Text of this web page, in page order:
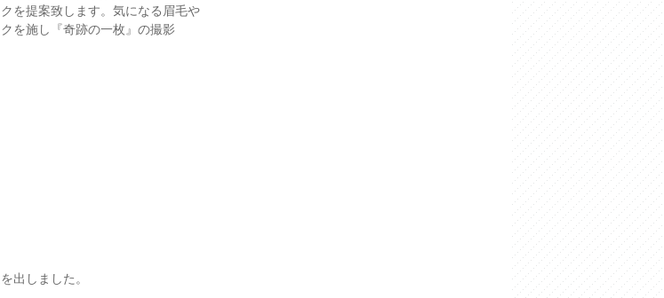
を提案致します。気になる眉毛や
を施し『奇跡の一枚』の撮影
出しました。